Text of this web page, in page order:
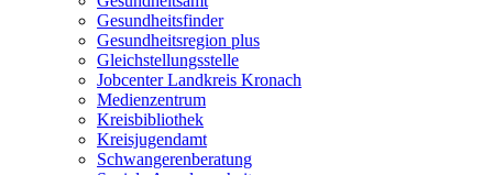
Gesundheitsfinder
Gesundheitsregion plus
Gleichstellungsstelle
Jobcenter Landkreis Kronach
Medienzentrum
Kreisbibliothek
Kreisjugendamt
Schwangerenberatung